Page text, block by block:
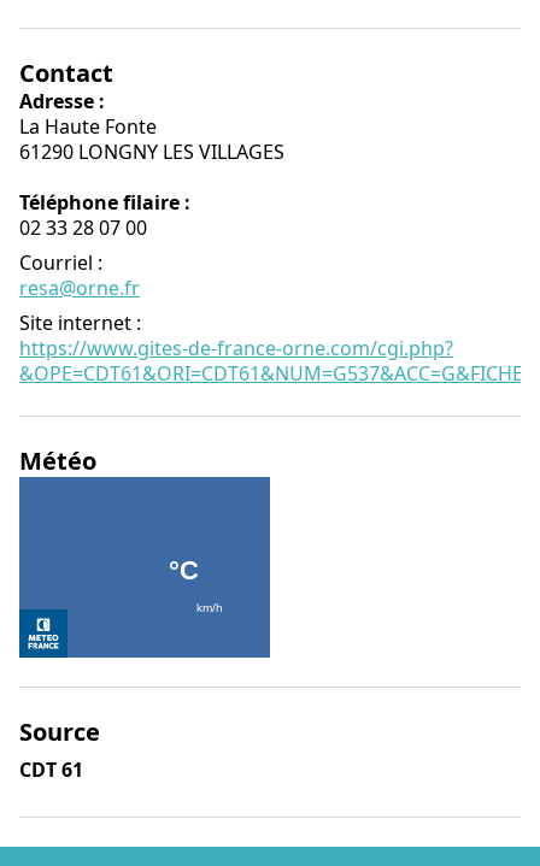
Contact
Adresse :
La Haute Fonte
61290 LONGNY LES VILLAGES
Téléphone filaire :
02 33 28 07 00
Courriel :
resa@orne.fr
Site internet :
https://www.gites-de-france-orne.com/cgi.php?
Météo
Source
CDT 61